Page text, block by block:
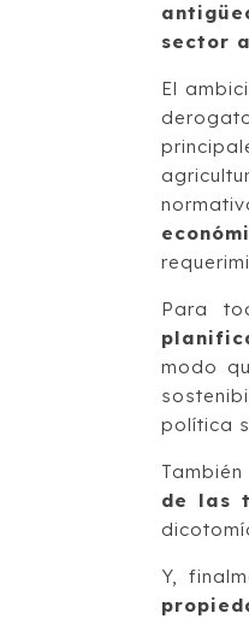
sector
El
Para
modo
política
de las
Y,